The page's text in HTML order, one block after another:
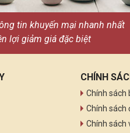
tin khuyến mại nhanh nhất
lợi giảm giá đặc biệt
CHÍNH
Chính sách
Chính sách
Chính sách